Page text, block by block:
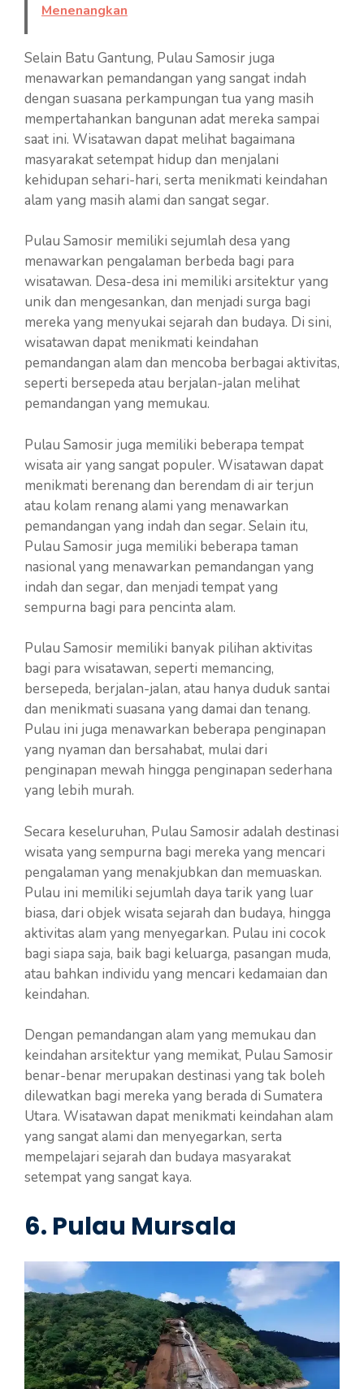
Menenangkan
Selain Batu Gantung, Pulau Samosir juga
menawarkan pemandangan yang sangat indah
dengan suasana perkampungan tua yang masih
mempertahankan bangunan adat mereka sampai
saat ini. Wisatawan dapat melihat bagaimana
masyarakat setempat hidup dan menjalani
kehidupan sehari-hari, serta menikmati keindahan
alam yang masih alami dan sangat segar.
Pulau Samosir memiliki sejumlah desa yang
menawarkan pengalaman berbeda bagi para
wisatawan. Desa-desa ini memiliki arsitektur yang
unik dan mengesankan, dan menjadi surga bagi
mereka yang menyukai sejarah dan budaya. Di sini,
wisatawan dapat menikmati keindahan
pemandangan alam dan mencoba berbagai aktivitas,
seperti bersepeda atau berjalan-jalan melihat
pemandangan yang memukau.
Pulau Samosir juga memiliki beberapa tempat
wisata air yang sangat populer. Wisatawan dapat
menikmati berenang dan berendam di air terjun
atau kolam renang alami yang menawarkan
pemandangan yang indah dan segar. Selain itu,
Pulau Samosir juga memiliki beberapa taman
nasional yang menawarkan pemandangan yang
indah dan segar, dan menjadi tempat yang
sempurna bagi para pencinta alam.
Pulau Samosir memiliki banyak pilihan aktivitas
bagi para wisatawan, seperti memancing,
bersepeda, berjalan-jalan, atau hanya duduk santai
dan menikmati suasana yang damai dan tenang.
Pulau ini juga menawarkan beberapa penginapan
yang nyaman dan bersahabat, mulai dari
penginapan mewah hingga penginapan sederhana
yang lebih murah.
Secara keseluruhan, Pulau Samosir adalah destinasi
wisata yang sempurna bagi mereka yang mencari
pengalaman yang menakjubkan dan memuaskan.
Pulau ini memiliki sejumlah daya tarik yang luar
biasa, dari objek wisata sejarah dan budaya, hingga
aktivitas alam yang menyegarkan. Pulau ini cocok
bagi siapa saja, baik bagi keluarga, pasangan muda,
atau bahkan individu yang mencari kedamaian dan
keindahan.
Dengan pemandangan alam yang memukau dan
keindahan arsitektur yang memikat, Pulau Samosir
benar-benar merupakan destinasi yang tak boleh
dilewatkan bagi mereka yang berada di Sumatera
Utara. Wisatawan dapat menikmati keindahan alam
yang sangat alami dan menyegarkan, serta
mempelajari sejarah dan budaya masyarakat
setempat yang sangat kaya.
6. Pulau Mursala